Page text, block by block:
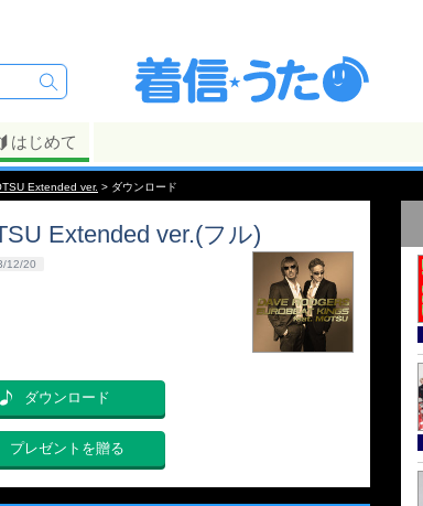
はじめて
Extended ver. > ダウンロード
Extended ver.(フル)
12/20
ダウンロード
プレゼントを贈る